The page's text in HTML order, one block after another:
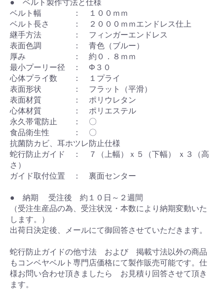
● ベルト製作寸法と仕様
ベルト幅 ： １００ｍｍ
ベルト長さ ： ２０００ｍｍエンドレス仕上
継手方法 ： フィンガーエンドレス
表面色調 ： 青色（ブルー）
厚み ： 約０．８ｍｍ
最小プーリー径 ： Φ３０
心体プライ数 ： １プライ
表面形状 ： フラット（平滑）
表面材質 ： ポリウレタン
心体材質 ： ポリエステル
永久帯電防止 ： 〇
食品衛生性 ： 〇
抗菌防カビ、耳ホツレ防止仕様
蛇行防止ガイド ： ７（上幅）ｘ５（下幅） ｘ３（高
さ）
ガイド取付位置 ： 裏面センター
● 納期 受注後 約１０日～２週間
（受注生産品の為、受注状況・本数により納期変動いた
します。）
出荷日決定後、メールにて御回答させていただきます。
蛇行防止ガイドの他寸法 および 掲載寸法以外の商品
もコンベヤベルト専門店価格にて製作販売可能です。仕
様お問い合わせ頂きましたら お見積り回答させて頂き
ます。